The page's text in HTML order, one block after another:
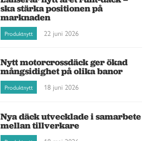
ska stärka positionen på
marknaden
Produktnytt 22 juni 2026
Nytt motorcrossdäck ger ökad
mångsidighet på olika banor
Produktnytt 18 juni 2026
Nya däck utvecklade i samarbete
mellan tillverkare